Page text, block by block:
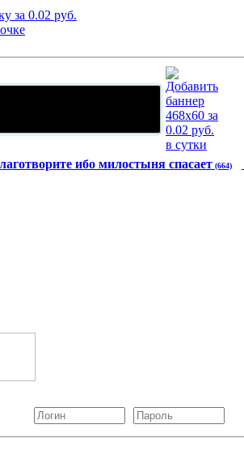
ибо милостыня спасает (664)